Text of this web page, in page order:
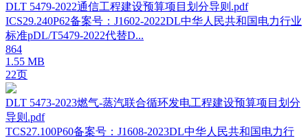
DLT 5479-2022通信工程建设预算项目划分导则.pdf
ICS29.240P62备案号：J1602-2022DL中华人民共和国电力行业
标准pDL/T5479-2022代替D...
864
1.55 MB
22页
DLT 5473-2023燃气-蒸汽联合循环发电工程建设预算项目划分
导则.pdf
TCS27.100P60备案号：J1608-2023DL中华人民共和国电力行